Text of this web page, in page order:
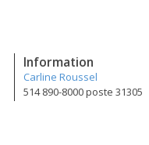
Information
Carline Roussel
514 890-8000 poste 31305